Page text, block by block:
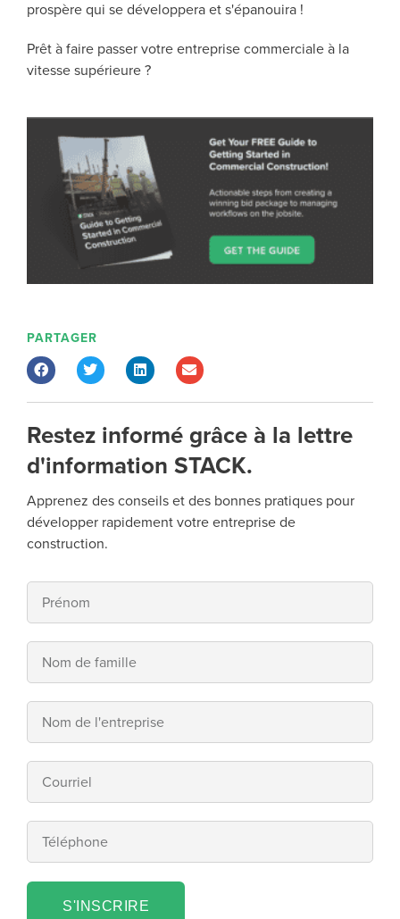
prospère qui se développera et s'épanouira !
Prêt à faire passer votre entreprise commerciale à la
vitesse supérieure ?
PARTAGER
Restez informé grâce à la lettre
d'information STACK.
Apprenez des conseils et des bonnes pratiques pour
développer rapidement votre entreprise de
construction.
S'INSCRIRE